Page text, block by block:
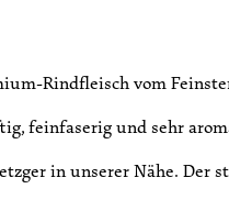
Rindfleisch vom
feinfaserig und sehr
in unserer Nähe.